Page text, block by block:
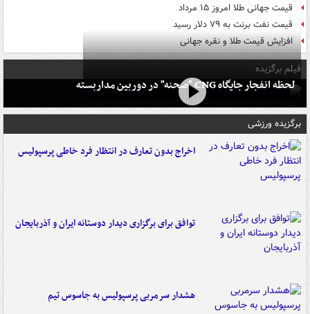
قیمت جهانی طلا امروز ۱۵ مرداد
قیمت نفت برنت به ۷۹ دلار رسید
افزایش قیمت طلا و نقره جهانی
فیلم برگزیده
لحظه انفجار جایگاه CNG "صحنه" در دوربین مداربسته
برگزیده ورزشی
اخراج بدون تعارف در انتظار فرد خاطی پرسپولیس
توافق برای برگزاری دیدار دوستانه ایران و آذربایجان
هشدار سرمربی پرسپولیس به جاسوس تیم